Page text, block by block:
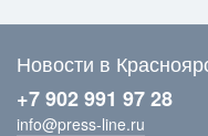
Новости в
+7 902 991 97 28
info@press-line.ru